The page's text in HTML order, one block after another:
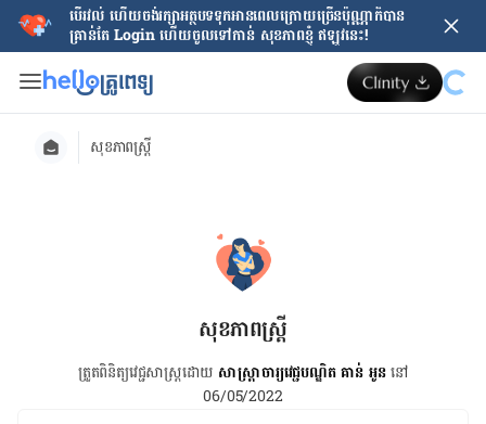
បើរវល់ ហើយចង់​រក្សាអត្ថបទទុកអានពេលក្រោយ​ច្រើនប៉ុណ្ណាក៏បាន
គ្រាន់តែ​ Login ហើយចូលទៅកាន់ សុខភាពខ្ញុំ ឥឡូវនេះ!
សុខភាពស្ត្រី
សុខភាពស្ត្រី
ត្រួតពិនិត្យវេជ្ជសាស្ត្រដោយ សាស្ត្រាចារ្យវេជ្ជបណ្ឌិត គាន់ អូននៅ
06/05/2022